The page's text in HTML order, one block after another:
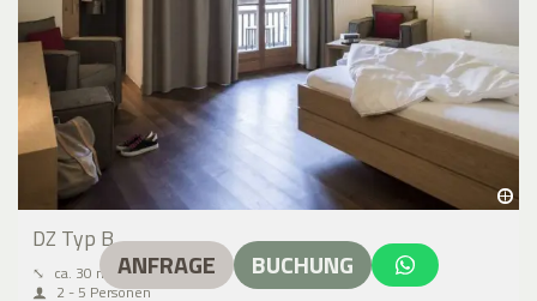
DZ Typ B
⤡ ca. 30 m²
2 - 5 Personen
ANFRAGE BUCHUNG